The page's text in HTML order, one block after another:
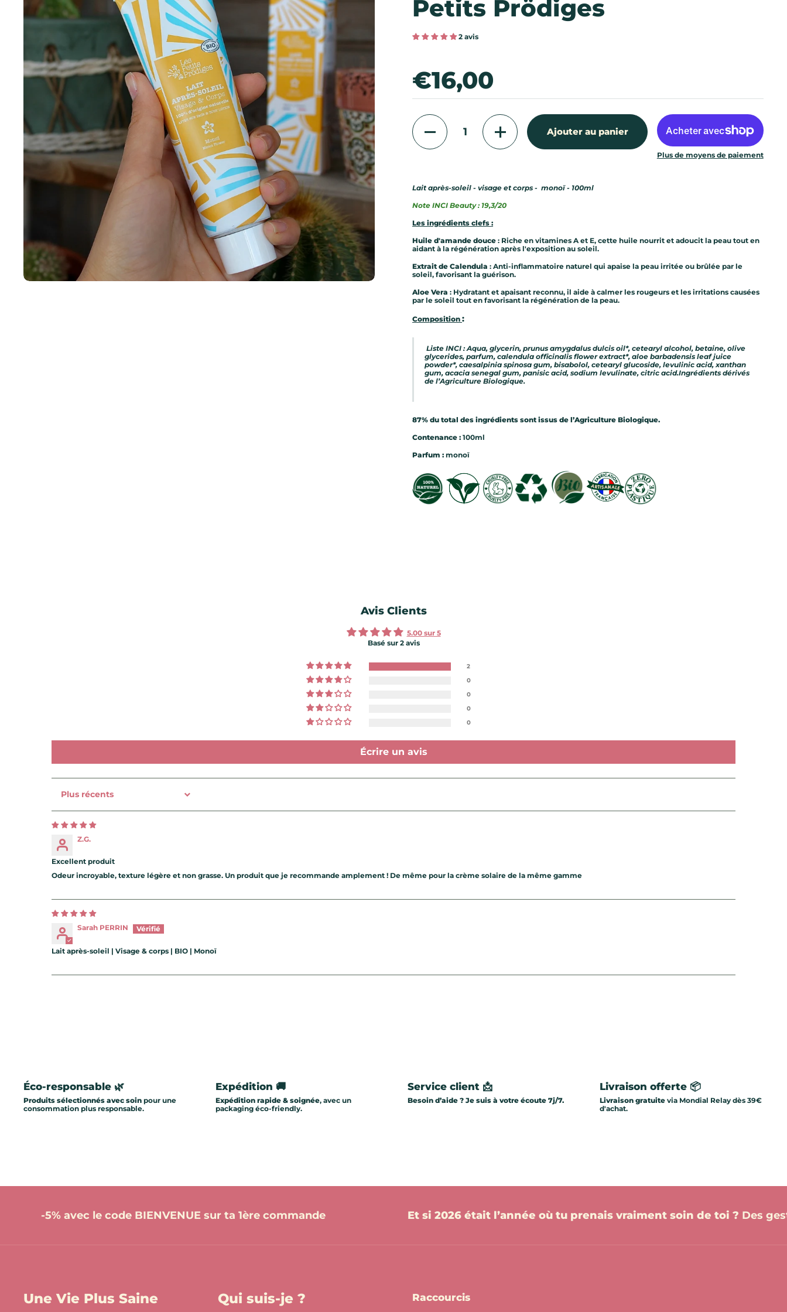
Petits Prödiges
2 avis
Prix:
€16,00
Quantité
Ajouter au panier
Plus de moyens de paiement
Lait après-soleil - visage et corps - monoï - 100ml
Note INCI Beauty : 19,3/20
Les ingrédients clefs :
Huile d'amande douce : Riche en vitamines A et E, cette huile nourrit et adoucit la peau tout en
aidant à la régénération après l'exposition au soleil.
Extrait de Calendula : Anti-inflammatoire naturel qui apaise la peau irritée ou brûlée par le
soleil, favorisant la guérison.
Aloe Vera : Hydratant et apaisant reconnu, il aide à calmer les rougeurs et les irritations causées
par le soleil tout en favorisant la régénération de la peau.
Composition :
Liste INCI : Aqua, glycerin, prunus amygdalus dulcis oil*, cetearyl alcohol, betaine, olive
glycerides, parfum, calendula officinalis flower extract*, aloe barbadensis leaf juice
powder*, caesalpinia spinosa gum, bisabolol, cetearyl glucoside, levulinic acid, xanthan
gum, acacia senegal gum, panisic acid, sodium levulinate, citric acid.Ingrédients dérivés
de l’Agriculture Biologique.
87% du total des ingrédients sont issus de l’Agriculture Biologique.
Contenance : 100ml
Parfum : monoï
Avis Clients
5.00 sur 5
Basé sur 2 avis
2
0
0
0
0
Écrire un avis
Sort by
Z.G.
Excellent produit
Odeur incroyable, texture légère et non grasse. Un produit que je recommande amplement ! De même pour la crème solaire de la même gamme
Sarah PERRIN
Lait après-soleil | Visage & corps | BIO | Monoï
Éco-responsable 🌿
Produits sélectionnés avec soin pour une
consommation plus responsable.
Expédition 🚚
Expédition rapide & soignée, avec un
packaging éco-friendly.
Service client 📩
Besoin d’aide ? Je suis à votre écoute 7j/7.
Livraison offerte 📦
Livraison gratuite via Mondial Relay dès 39€
d'achat.
-5% avec le code BIENVENUE sur ta 1ère commande Et si 2026 était l’année où tu prenais vraiment soin de toi ? Des
Une Vie Plus Saine Qui suis-je ? Raccourcis